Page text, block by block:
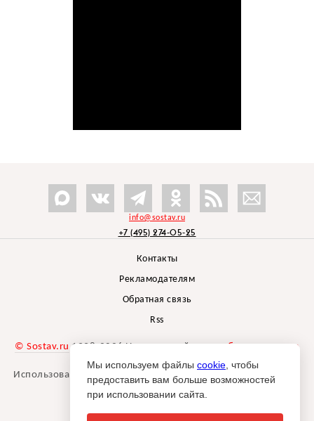
info@sostav.ru
+7 (495) 274-05-25
Контакты
Рекламодателям
Обратная связь
Rss
© Sostav.ru 1998-2026 Независимый проектбрендингового
агентства Depot
Использование материалов Sostav.ru допустимо только при
указании источника.
Мы используем файлы cookie , чтобы
предоставить вам больше возможностей
при использовании сайта.